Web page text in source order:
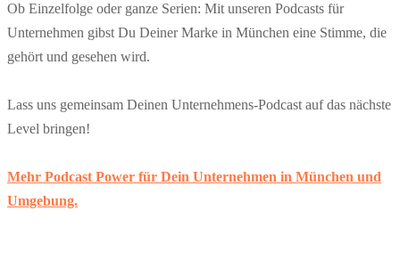
Ob Einzelfolge oder ganze Serien: Mit unseren Podcasts für
Unternehmen gibst Du Deiner Marke in München eine Stimme, die
gehört und gesehen wird.
Lass uns gemeinsam Deinen Unternehmens-Podcast auf das nächste
Level bringen!
Mehr Podcast Power für Dein Unternehmen in München und
Umgebung.